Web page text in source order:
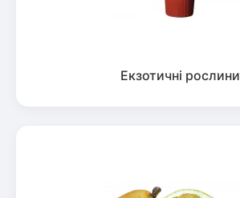
Екзотичні рослини